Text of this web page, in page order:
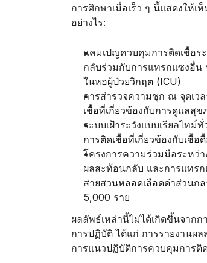
การศึกษาเมื่อเร็ว ๆ นี้แสดงให้เ
อย่างไร:
แคมเปญควบคุมการติดเชื้อร
กลับร่วมกับการแทรกแซงอื่น
ในหอผู้ป่วยวิกฤต (ICU)
การสำรวจความชุก ณ จุดเว
เชื้อที่เกี่ยวข้องกับการดูแลสุข
ระบบเฝ้าระวังแบบเรียลไทม์
การติดเชื้อที่เกี่ยวข้องกับเชื้อ
โครงการความร่วมมือระหว่
ผลสะท้อนกลับ และการแทรก
สายสวนหลอดเลือดดำส่วนก
5,000 ราย
ผลลัพธ์เหล่านี้ไม่ได้เกิดขึ้นจากก
การปฏิบัติ ได้แก่ การรายงานผ
การแนวปฏิบัติการควบคุมการติ